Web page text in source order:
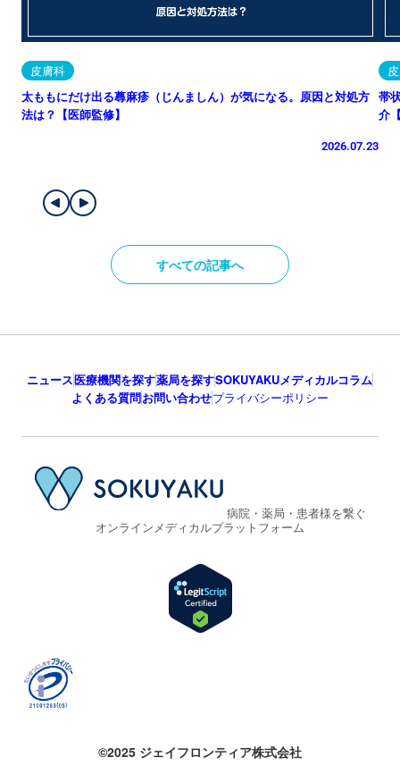
皮膚科
太ももにだけ出る蕁麻疹（じんましん）が気になる。原因と対処方
法は？【医師監修】
2026.07.23
帯
介
すべての記事へ
ニュース医療機関を探す薬局を探すSOKUYAKUメディカルコラム
よくある質問お問い合わせプライバシーポリシー
病院・薬局・患者様を繋ぐ
オンラインメディカルプラットフォーム
©2025 ジェイフロンティア株式会社